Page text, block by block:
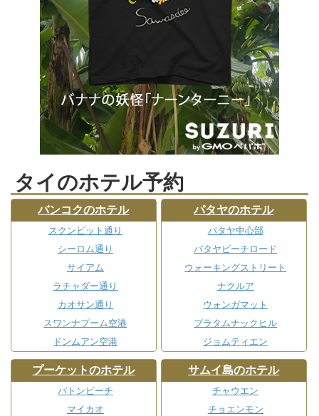
タイのホテル予約
バンコクのホテル
スクンビット通り
シーロム通り
サイアム
ラチャダー通り
カオサン通り
スワンナプーム空港
ドンムアン空港
パタヤのホテル
パタヤ中心部
パタヤビーチロード
ウォーキングストリート
ナクルア
ウォンガマット
プラタムナックヒル
ジョムティエン
プーケットのホテル
パトンビーチ
マイカオ
サムイ島のホテル
チャウエン
チョエンモン